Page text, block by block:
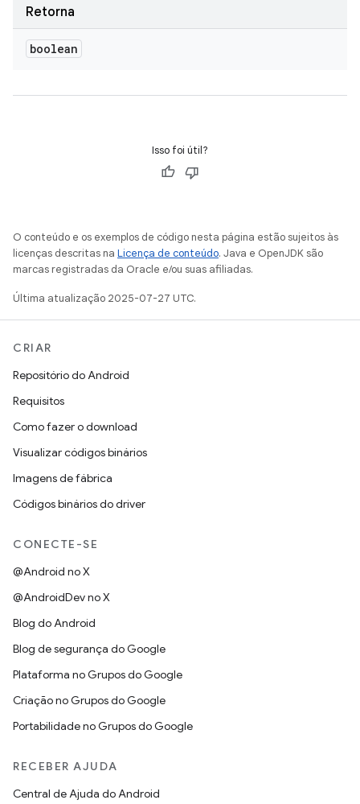
Retorna
boolean
Isso foi útil?
O conteúdo e os exemplos de código nesta página estão sujeitos às
licenças descritas na Licença de conteúdo. Java e OpenJDK são
marcas registradas da Oracle e/ou suas afiliadas.
Última atualização 2025-07-27 UTC.
CRIAR
Repositório do Android
Requisitos
Como fazer o download
Visualizar códigos binários
Imagens de fábrica
Códigos binários do driver
CONECTE-SE
@Android no X
@AndroidDev no X
Blog do Android
Blog de segurança do Google
Plataforma no Grupos do Google
Criação no Grupos do Google
Portabilidade no Grupos do Google
RECEBER AJUDA
Central de Ajuda do Android